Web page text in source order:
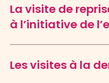
La visite de
à l’initiative de
Les visites à la